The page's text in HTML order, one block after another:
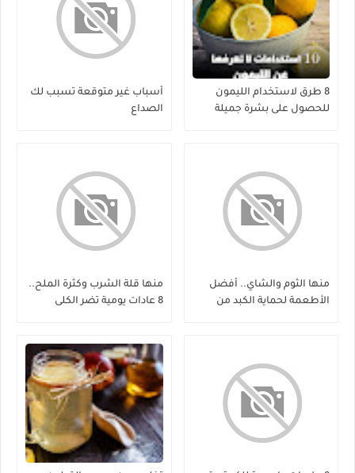
8 طرق لاستخدام الليمون
للحصول على بشرة جميلة
أسباب غير متوقعة تسبب لك
الصداع
منها الثوم والشاي.. أفضل
الأطعمة لحماية الكبد من
منها قلة الشرب وكثرة الملح..
8 عادات يومية تضر الكلى